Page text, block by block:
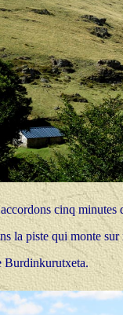
cinq minutes
la piste qui monte sur
Burdinkurutxeta.